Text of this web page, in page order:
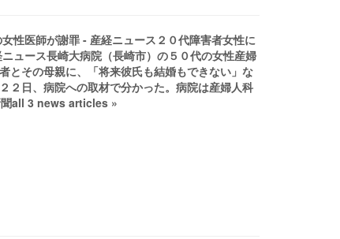
性医師が謝罪 - 産経ニュース２０代障害者女性に
ュース長崎大病院（長崎市）の５０代の女性産婦
とその母親に、「将来彼氏も結婚もできない」な
２日、病院への取材で分かった。病院は産婦人科
聞all 3 news articles »